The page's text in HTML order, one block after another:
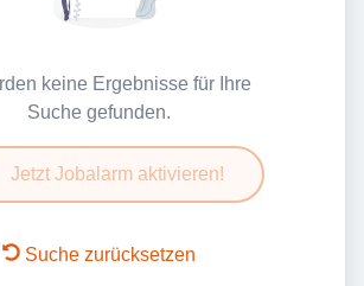
keine Ergebnisse für Ihre
Suche gefunden.
Jetzt Jobalarm aktivieren!
Suche zurücksetzen